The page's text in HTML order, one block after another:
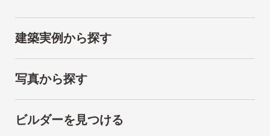
建築実例から探す
写真から探す
ビルダーを見つける